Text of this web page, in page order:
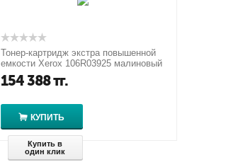
Тонер-картридж экстра повышенной
емкости Xerox 106R03925 малиновый
для Xerox VersaLink C600N/DN /...
154 388тг.
КУПИТЬ
Купить в
один клик